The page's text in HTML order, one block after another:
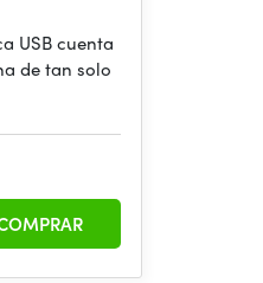
USB cuenta
de tan solo